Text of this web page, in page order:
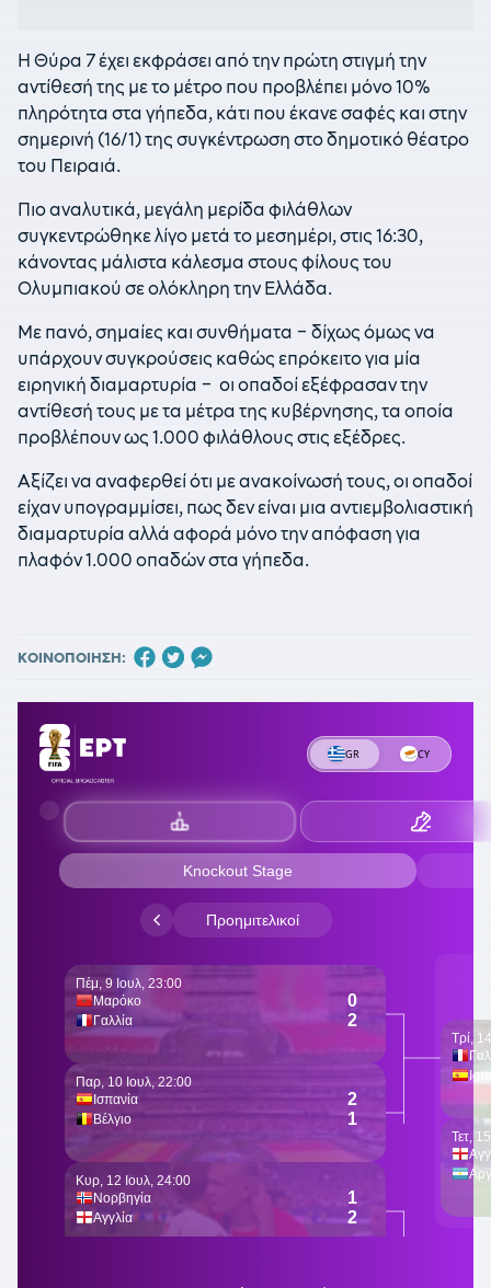
Η Θύρα 7 έχει εκφράσει από την πρώτη στιγμή την
αντίθεσή της με το μέτρο που προβλέπει μόνο 10%
πληρότητα στα γήπεδα, κάτι που έκανε σαφές και στην
σημερινή (16/1) της συγκέντρωση στο δημοτικό θέατρο
του Πειραιά.
Πιο αναλυτικά, μεγάλη μερίδα φιλάθλων
συγκεντρώθηκε λίγο μετά το μεσημέρι, στις 16:30,
κάνοντας μάλιστα κάλεσμα στους φίλους του
Ολυμπιακού σε ολόκληρη την Ελλάδα.
Με πανό, σημαίες και συνθήματα – δίχως όμως να
υπάρχουν συγκρούσεις καθώς επρόκειτο για μία
ειρηνική διαμαρτυρία – οι οπαδοί εξέφρασαν την
αντίθεσή τους με τα μέτρα της κυβέρνησης, τα οποία
προβλέπουν ως 1.000 φιλάθλους στις εξέδρες.
Aξίζει να αναφερθεί ότι με ανακοίνωσή τους, οι οπαδοί
είχαν υπογραμμίσει, πως δεν είναι μια αντιεμβολιαστική
διαμαρτυρία αλλά αφορά μόνο την απόφαση για
πλαφόν 1.000 οπαδών στα γήπεδα.
ΚΟΙΝΟΠΟΙΗΣΗ: